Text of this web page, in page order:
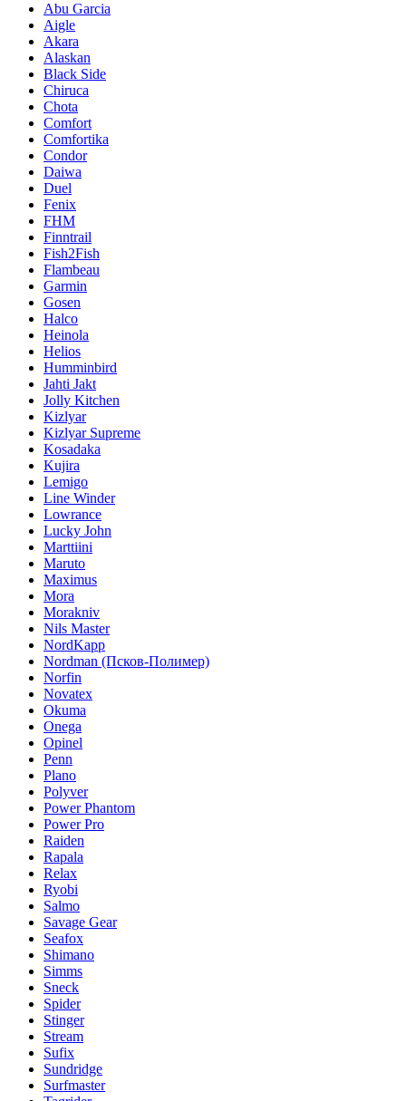
Abu Garcia
Aigle
Akara
Alaskan
Black Side
Chiruca
Chota
Comfort
Comfortika
Condor
Daiwa
Duel
Fenix
FHM
Finntrail
Fish2Fish
Flambeau
Garmin
Gosen
Halco
Heinola
Helios
Humminbird
Jahti Jakt
Jolly Kitchen
Kizlyar
Kizlyar Supreme
Kosadaka
Kujira
Lemigo
Line Winder
Lowrance
Lucky John
Marttiini
Maruto
Maximus
Mora
Morakniv
Nils Master
NordKapp
Nordman (Псков-Полимер)
Norfin
Novatex
Okuma
Onega
Opinel
Penn
Plano
Polyver
Power Phantom
Power Pro
Raiden
Rapala
Relax
Ryobi
Salmo
Savage Gear
Seafox
Shimano
Simms
Sneck
Spider
Stinger
Stream
Sufix
Sundridge
Surfmaster